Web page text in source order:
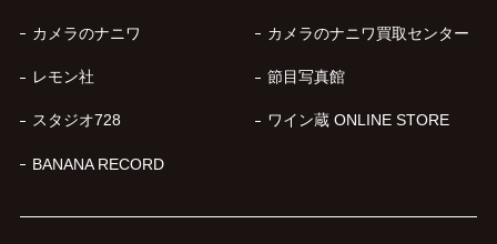
カメラのナニワ カメラのナニワ買取センター
レモン社 節目写真館
スタジオ728 ワイン蔵 ONLINE STORE
BANANA RECORD